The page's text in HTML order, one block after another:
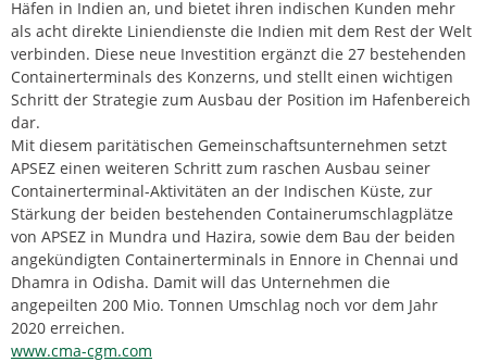
Häfen in Indien an, und bietet ihren indischen Kunden mehr
als acht direkte Liniendienste die Indien mit dem Rest der Welt
verbinden. Diese neue Investition ergänzt die 27 bestehenden
Containerterminals des Konzerns, und stellt einen wichtigen
Schritt der Strategie zum Ausbau der Position im Hafenbereich
dar.
Mit diesem paritätischen Gemeinschaftsunternehmen setzt
APSEZ einen weiteren Schritt zum raschen Ausbau seiner
Containerterminal-Aktivitäten an der Indischen Küste, zur
Stärkung der beiden bestehenden Containerumschlagplätze
von APSEZ in Mundra und Hazira, sowie dem Bau der beiden
angekündigten Containerterminals in Ennore in Chennai und
Dhamra in Odisha. Damit will das Unternehmen die
angepeilten 200 Mio. Tonnen Umschlag noch vor dem Jahr
2020 erreichen.
www.cma-cgm.com